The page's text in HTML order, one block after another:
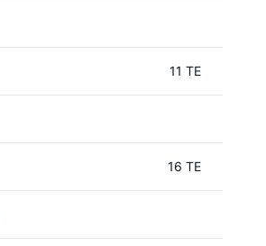
11 TE
16 TE